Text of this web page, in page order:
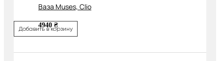
Ваза Muses, Clio
4940 ₴
Добавить в корзину